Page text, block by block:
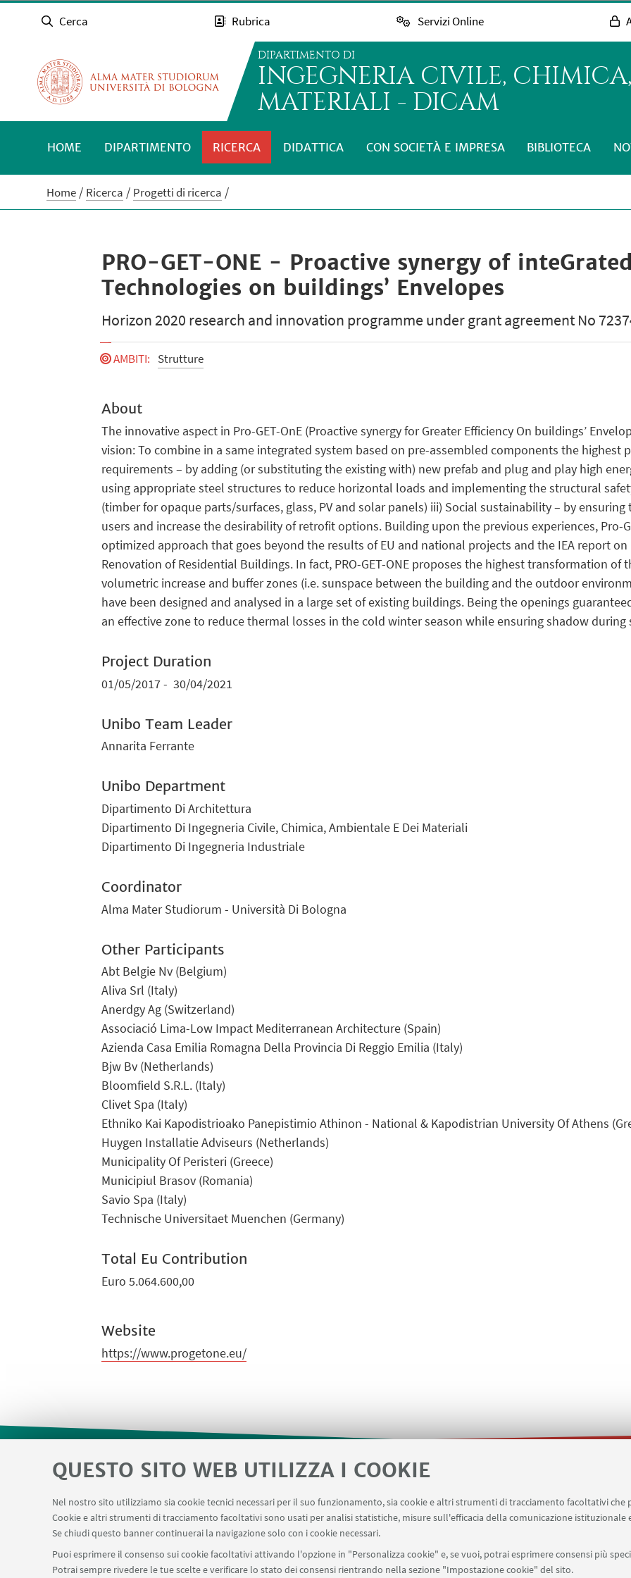
QUESTO SITO WEB UTILIZZA I COOKIE
Nel nostro sito utilizziamo sia cookie tecnici necessari per il suo funzionamento, sia cookie e altri strumenti di tracciamento facoltativi
Cookie e altri strumenti di tracciamento facoltativi sono usati per analisi statistiche, misure sull'efficacia della comunicazione
Se chiudi questo banner continuerai la navigazione solo con i cookie necessari.
Puoi esprimere il consenso sui cookie facoltativi attivando l'opzione in "Personalizza cookie" e, se vuoi, potrai esprimere consensi più
Potrai sempre rivedere le tue scelte e verificare lo stato dei consensi rientrando nella sezione "Impostazione cookie" del sito.
Cerca Rubrica Servizi Online
DIPARTIMENTO DI
INGEGNERIA CIVILE,
MATERIALI - DICAM
HOME DIPARTIMENTO RICERCA DIDATTICA CON SOCIETÀ E IMPRESA BIBLIOTECA
Home Ricerca Progetti di ricerca
PRO-GET-ONE - Proactive synergy of
Technologies on buildings’ Envelopes
Horizon 2020 research and innovation programme under grant agreement No
AMBITI: Strutture
About
The innovative aspect in Pro-GET-OnE (Proactive synergy for Greater Efficiency On buildings’
vision: To combine in a same integrated system based on pre-assembled components the highest
requirements – by adding (or substituting the existing with) new prefab and plug and play high
using appropriate steel structures to reduce horizontal loads and implementing the structural
(timber for opaque parts/surfaces, glass, PV and solar panels) iii) Social sustainability – by
users and increase the desirability of retrofit options. Building upon the previous experiences, Pro-
optimized approach that goes beyond the results of EU and national projects and the IEA report
Renovation of Residential Buildings. In fact, PRO-GET-ONE proposes the highest transformation of
volumetric increase and buffer zones (i.e. sunspace between the building and the outdoor
have been designed and analysed in a large set of existing buildings. Being the openings
an effective zone to reduce thermal losses in the cold winter season while ensuring shadow during
Project Duration
01/05/2017 - 30/04/2021
Unibo Team Leader
Annarita Ferrante
Unibo Department
Dipartimento Di Architettura
Dipartimento Di Ingegneria Civile, Chimica, Ambientale E Dei Materiali
Dipartimento Di Ingegneria Industriale
Coordinator
Alma Mater Studiorum - Università Di Bologna
Other Participants
Abt Belgie Nv (Belgium)
Aliva Srl (Italy)
Anerdgy Ag (Switzerland)
Associació Lima-Low Impact Mediterranean Architecture (Spain)
Azienda Casa Emilia Romagna Della Provincia Di Reggio Emilia (Italy)
Bjw Bv (Netherlands)
Bloomfield S.R.L. (Italy)
Clivet Spa (Italy)
Ethniko Kai Kapodistrioako Panepistimio Athinon - National & Kapodistrian University Of Athens
Huygen Installatie Adviseurs (Netherlands)
Municipality Of Peristeri (Greece)
Municipiul Brasov (Romania)
Savio Spa (Italy)
Technische Universitaet Muenchen (Germany)
Total Eu Contribution
Euro 5.064.600,00
Website
https://www.progetone.eu/
LINK UTILI Area riservata Sistema di prenotazione Applicativo missioni Planner aule Risorgimento
Prenotazione auto di Ateneo
Forms per sottomissione eventi/notizie Carta dei servizi
SEGUI IL DIPARTIMENTO SU: